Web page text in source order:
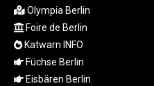
Olympia Berlin
Foire de Berlin
Katwarn INFO
Füchse Berlin
Eisbären Berlin